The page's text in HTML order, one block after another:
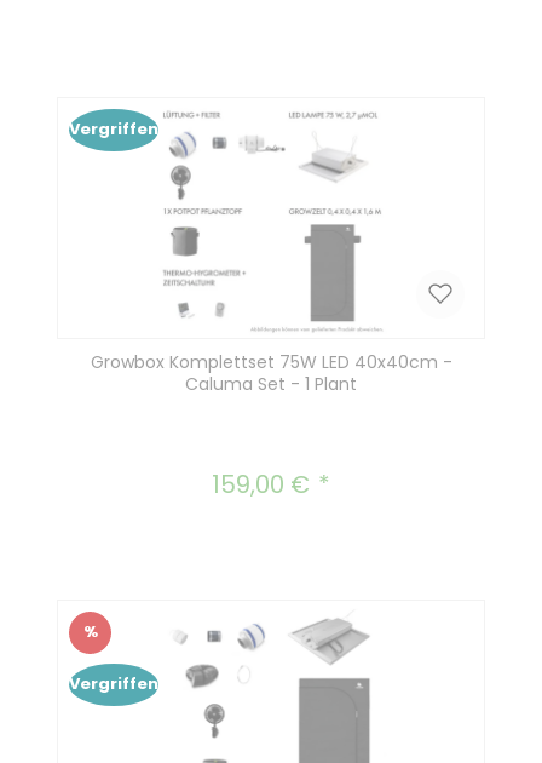
Vergriffen
Growbox Komplettset 75W LED 40x40cm -
Caluma Set - 1 Plant
Regulärer Preis:
159,00 €
Rabatt
%
Vergriffen